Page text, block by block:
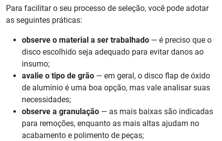
Para facilitar o seu processo de seleção, você pode adotar
as seguintes práticas:
observe o material a ser trabalhado — é preciso que o
disco escolhido seja adequado para evitar danos ao
insumo;
avalie o tipo de grão — em geral, o disco flap de óxido
de alumínio é uma boa opção, mas vale analisar suas
necessidades;
observe a granulação — as mais baixas são indicadas
para remoções, enquanto as mais altas ajudam no
acabamento e polimento de peças;